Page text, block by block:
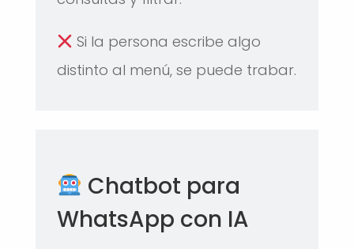
Si la persona escribe algo
distinto al menú, se puede trabar.
Chatbot para
WhatsApp con IA